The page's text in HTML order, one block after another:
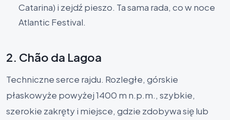
Catarina) i zejdź pieszo. Ta sama rada, co w noce
Atlantic Festival.
2. Chão da Lagoa
Techniczne serce rajdu. Rozległe, górskie
płaskowyże powyżej 1400 m n.p.m., szybkie,
szerokie zakręty i miejsce, gdzie zdobywa się lub